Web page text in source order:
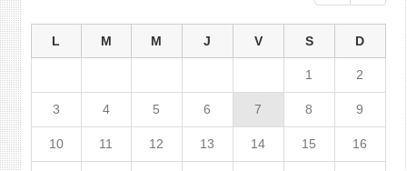
L M M J V S D
1 2
3 4 5 6 7 8 9
10 11 12 13 14 15 16